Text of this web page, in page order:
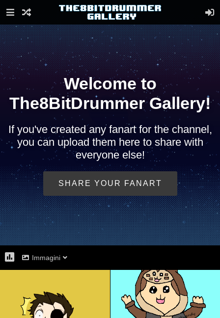
Welcome to
The8BitDrummer Gallery!
If you've created any fanart for the channel,
you can upload them here to share with
everyone else!
SHARE YOUR FANART
Immagini